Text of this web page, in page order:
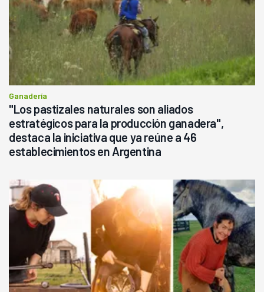
Ganadería
"Los pastizales naturales son aliados
estratégicos para la producción ganadera",
destaca la iniciativa que ya reúne a 46
establecimientos en Argentina